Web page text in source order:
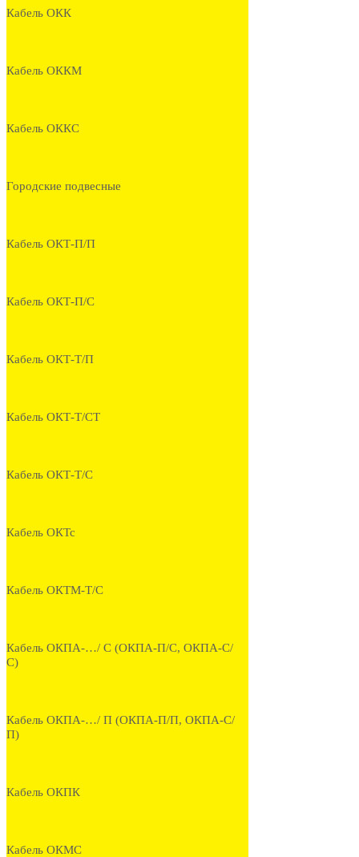
Кабель ОКК
Кабель ОККМ
Кабель ОККС
Городские подвесные
Кабель ОКТ-П/П
Кабель ОКТ-П/С
Кабель ОКТ-Т/П
Кабель ОКТ-Т/СТ
Кабель ОКТ-Т/С
Кабель ОКТс
Кабель ОКТМ-Т/С
Кабель ОКПА-…/ С (ОКПА-П/С, ОКПА-С/
С)
Кабель ОКПА-…/ П (ОКПА-П/П, ОКПА-С/
П)
Кабель ОКПК
Кабель ОКМС